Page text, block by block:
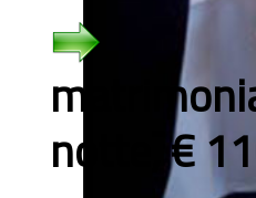
notte, €